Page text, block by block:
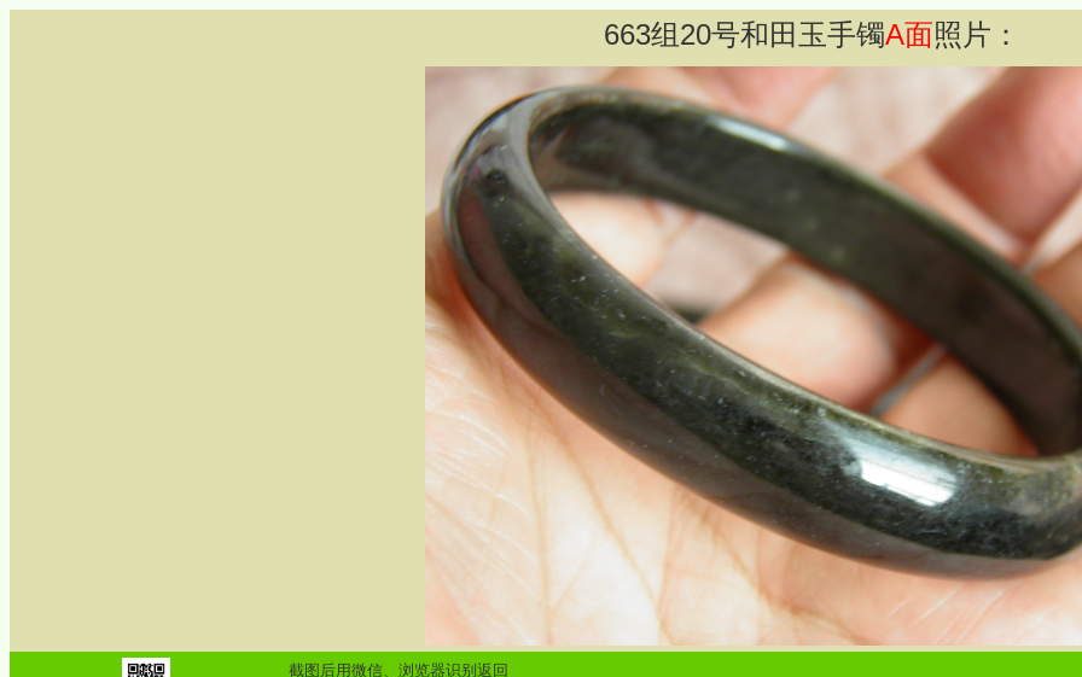
663组 20号和田玉手镯A面照片：
截图后用微信、浏览器识别返回